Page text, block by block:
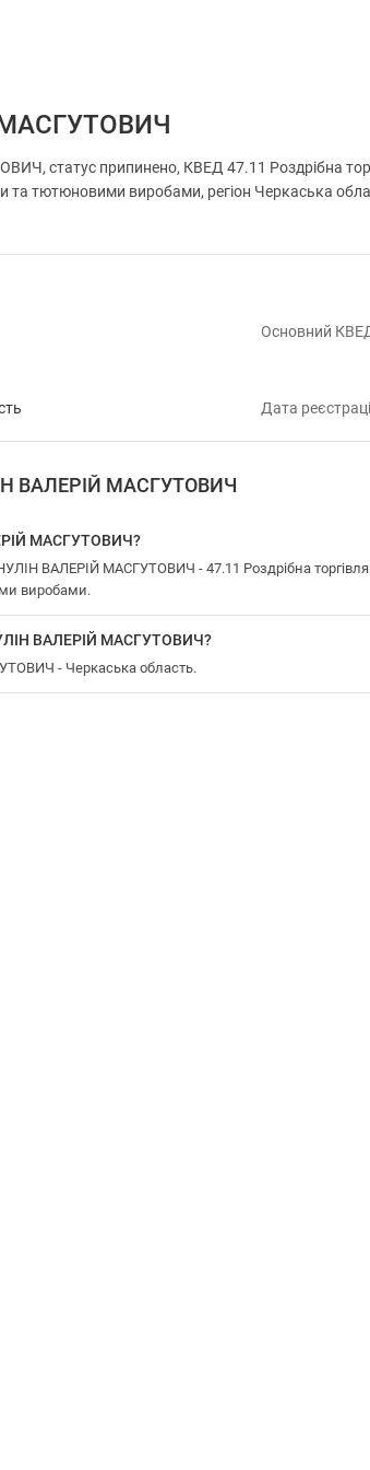
статус припинено, КВЕД 47.11 Роздрібна
тютюновими виробами, регіон Черкаська
Основний
Дата
ВАЛЕРІЙ МАСГУТОВИЧ
МАСГУТОВИЧ?
ВАЛЕРІЙ МАСГУТОВИЧ - 47.11 Роздрібна
виробами.
ВАЛЕРІЙ МАСГУТОВИЧ?
- Черкаська область.